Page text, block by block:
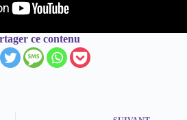
ce contenu